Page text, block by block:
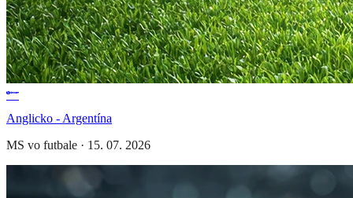
Anglicko - Argentína
MS vo futbale · 15. 07. 2026